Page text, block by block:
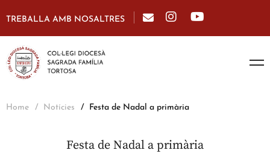
TREBALLA AMB NOSALTRES
Home Notícies Festa de Nadal a primària
Festa de Nadal a primària